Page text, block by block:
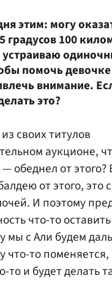
этим: могу
градусов 100
помочь
внимание.
это?
своих титулов
аукционе,
обеднел от этого?
от этого, это
И поэтому
что-то
мы с Али будем
что-то
то и будет делать